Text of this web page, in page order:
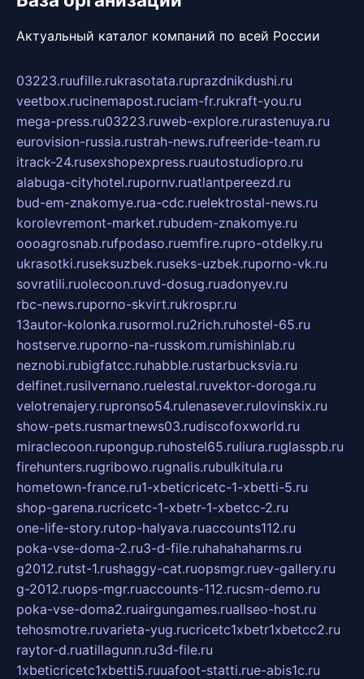
Актуальный каталог компаний по всей России
03223.ruufille.rukrasotata.ruprazdnikdushi.ru
veetbox.rucinemapost.ruciam-fr.rukraft-you.ru
mega-press.ru03223.ruweb-explore.rurastenuya.ru
eurovision-russia.rustrah-news.rufreeride-team.ru
itrack-24.rusexshopexpress.ruautostudiopro.ru
alabuga-cityhotel.rupornv.ruatlantpereezd.ru
bud-em-znakomye.rua-cdc.ruelektrostal-news.ru
korolevremont-market.rubudem-znakomye.ru
oooagrosnab.rufpodaso.ruemfire.rupro-otdelky.ru
ukrasotki.ruseksuzbek.ruseks-uzbek.ruporno-vk.ru
sovratili.ruolecoon.ruvd-dosug.ruadonyev.ru
rbc-news.ruporno-skvirt.rukrospr.ru
13autor-kolonka.rusormol.ru2rich.ruhostel-65.ru
hostserve.ruporno-na-russkom.rumishinlab.ru
neznobi.rubigfatcc.ruhabble.rustarbucksvia.ru
delfinet.rusilvernano.ruelestal.ruvektor-doroga.ru
velotrenajery.rupronso54.rulenasever.rulovinskix.ru
show-pets.rusmartnews03.rudiscofoxworld.ru
miraclecoon.rupongup.ruhostel65.ruliura.ruglasspb.ru
firehunters.rugribowo.rugnalis.rubulkitula.ru
hometown-france.ru1-xbeticricetc-1-xbetti-5.ru
shop-garena.rucricetc-1-xbetr-1-xbetcc-2.ru
one-life-story.rutop-halyava.ruaccounts112.ru
poka-vse-doma-2.ru3-d-file.ruhahahaharms.ru
g2012.rutst-1.rushaggy-cat.ruopsmgr.ruev-gallery.ru
g-2012.ruops-mgr.ruaccounts-112.rucsm-demo.ru
poka-vse-doma2.ruairgungames.ruallseo-host.ru
tehosmotre.ruvarieta-yug.rucricetc1xbetr1xbetcc2.ru
raytor-d.ruatillagunn.ru3d-file.ru
1xbeticricetc1xbetti5.ruuafoot-statti.rue-abis1c.ru